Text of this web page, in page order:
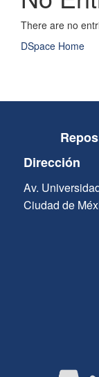
There are no
DSpace Home
Dirección
Av.
Ciudad de